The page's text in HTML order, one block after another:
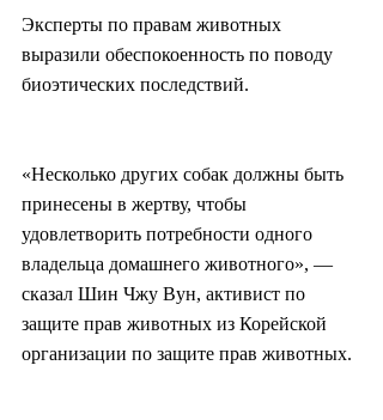
Эксперты по правам животных
выразили обеспокоенность по поводу
биоэтических последствий.
«Несколько других собак должны быть
принесены в жертву, чтобы
удовлетворить потребности одного
владельца домашнего животного», —
сказал Шин Чжу Вун, активист по
защите прав животных из Корейской
организации по защите прав животных.